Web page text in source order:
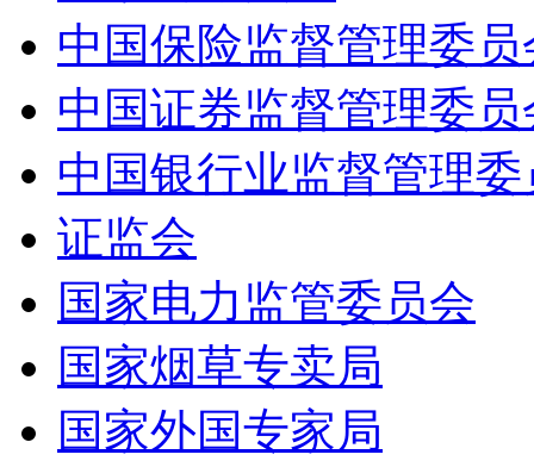
中国保险监督管理委员
中国证券监督管理委员
中国银行业监督管理委
证监会
国家电力监管委员会
国家烟草专卖局
国家外国专家局